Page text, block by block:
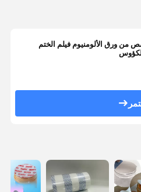
من ورق الألومنيوم فيلم الختم